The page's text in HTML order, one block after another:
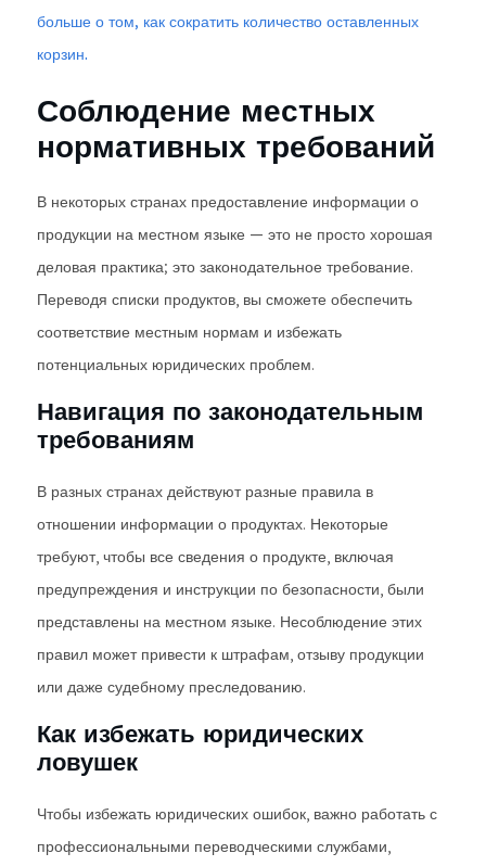
больше о том, как сократить количество оставленных
корзин.
Соблюдение местных
нормативных требований
В некоторых странах предоставление информации о
продукции на местном языке — это не просто хорошая
деловая практика; это законодательное требование.
Переводя списки продуктов, вы сможете обеспечить
соответствие местным нормам и избежать
потенциальных юридических проблем.
Навигация по законодательным
требованиям
В разных странах действуют разные правила в
отношении информации о продуктах. Некоторые
требуют, чтобы все сведения о продукте, включая
предупреждения и инструкции по безопасности, были
представлены на местном языке. Несоблюдение этих
правил может привести к штрафам, отзыву продукции
или даже судебному преследованию.
Как избежать юридических
ловушек
Чтобы избежать юридических ошибок, важно работать с
профессиональными переводческими службами,